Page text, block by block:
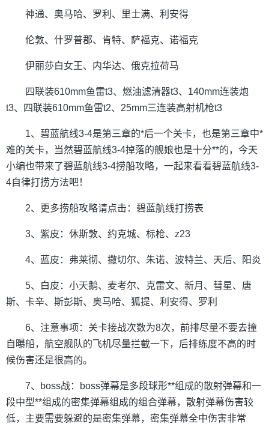
神通、奥马哈、罗利、里士满、利安得
伦敦、什罗普郡、肯特、萨福克、诺福克
伊丽莎白女王、内华达、俄克拉荷马
四联装610mm鱼雷t3、燃油滤清器t3、140mm连装炮
t3、四联装610mm鱼雷t2、25mm三连装高射机枪t3
1、碧蓝航线3-4是第三章的*后一个关卡，也是第三章中*
难的关卡，当然碧蓝航线3-4掉落的舰娘也是十分**的，今天
小编也带来了碧蓝航线3-4捞船攻略，一起来看看碧蓝航线3-
4自律打捞方法吧！
2、更多捞船攻略请点击：碧蓝航线打捞表
3、紫皮：休斯敦、约克城、标枪、z23
4、蓝皮：弗莱彻、撒切尔、朱诺、波特兰、天后、阳炎
5、白皮：小天鹅、麦考尔、克雷文、新月、彗星、唐
斯、卡辛、斯彭斯、奥马哈、狐提、利安得、罗利
6、注意事项：关卡接战次数为8次，前排尽量不要去撞
自曝船，航空舰队的飞机尽量拦截一下，后排练度不高的时
候伤害还是很高的。
7、boss战：boss弹幕是多段球形**组成的散射弹幕和一
段中型**组成的密集弹幕组成的组合弹幕，散射弹幕伤害较
低，主要需要躲避的是密集弹幕，密集弹幕全中伤害非常